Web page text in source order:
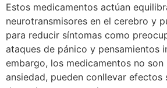
Estos medicamentos actúan
neurotransmisores en el cerebro y
para reducir síntomas como
ataques de pánico y pensamientos
embargo, los medicamentos no son
ansiedad, pueden conllevar efectos